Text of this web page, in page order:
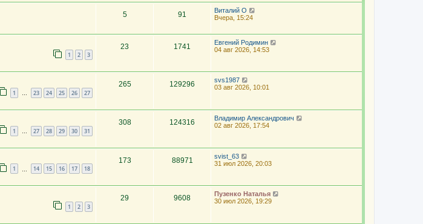
5 91
Виталий О
Вчера, 15:24
1 2 3
23 1741
Евгений Родимин
04 авг 2026, 14:53
1 … 23 24 25 26 27
265 129296
svs1987
03 авг 2026, 10:01
1 … 27 28 29 30 31
308 124316
Владимир Александрович
02 авг 2026, 17:54
1 14 15 16 17 18
173 88971
svist_63
31 июл 2026, 20:03
1 2 3
29 9608
Пузенко Наталья
30 июл 2026, 19:29